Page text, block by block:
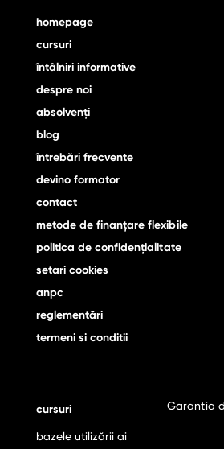
homepage
cursuri
întâlniri informative
despre noi
absolvenţi
blog
întrebări frecvente
devino formator
contact
metode de finanţare flexibile
politica de confidențialitate
setari cookies
anpc
reglementări
termeni si conditii
cursuri
bazele utilizării ai
Garantia